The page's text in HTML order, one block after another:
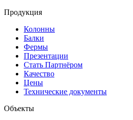
Продукция
Колонны
Балки
Фермы
Презентации
Стать Партнёром
Качество
Цены
Технические документы
Объекты